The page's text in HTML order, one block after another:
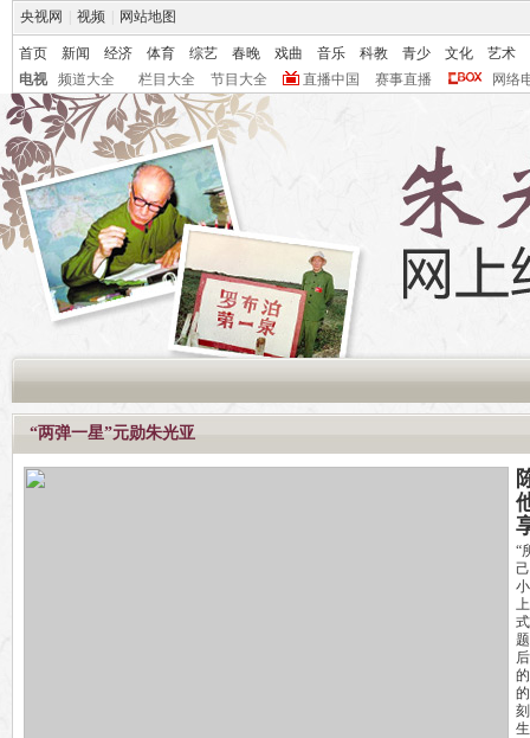
央视网 视频 网站地图
首页 新闻 经济 体育 综艺 春晚 戏曲 音乐 科教 青少 文化
艺术
电视
频道大全 栏目大全 节目大全 直播中国 赛事直播 网络
“两弹一星”元勋朱光亚
“